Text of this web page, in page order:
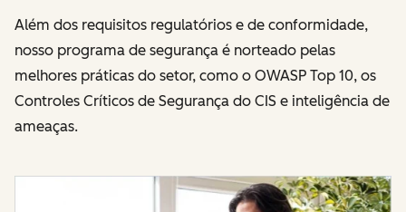
Além dos requisitos regulatórios e de conformidade,
nosso programa de segurança é norteado pelas
melhores práticas do setor, como o OWASP Top 10, os
Controles Críticos de Segurança do CIS e inteligência de
ameaças.